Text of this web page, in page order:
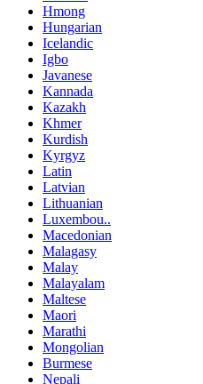
Hmong
Hungarian
Icelandic
Igbo
Javanese
Kannada
Kazakh
Khmer
Kurdish
Kyrgyz
Latin
Latvian
Lithuanian
Luxembou..
Macedonian
Malagasy
Malay
Malayalam
Maltese
Maori
Marathi
Mongolian
Burmese
Nepali